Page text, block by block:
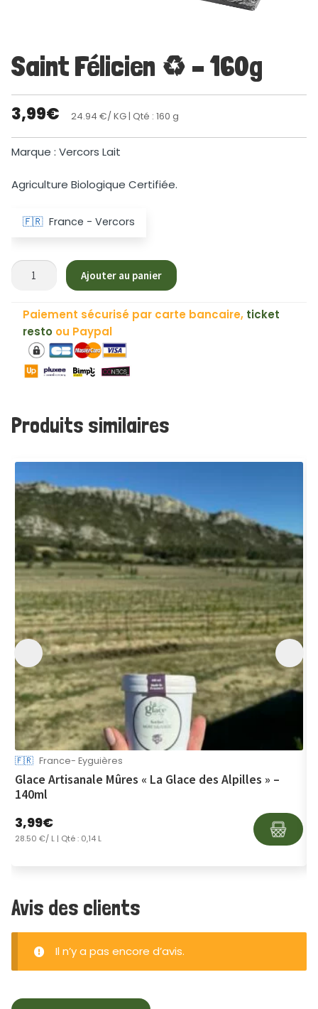
Saint Félicien ♻ – 160g
3,99€ 24.94 €/ KG | Qté : 160 g
Marque : Vercors Lait
Agriculture Biologique Certifiée.
🇫🇷 France - Vercors
quantité
Félicien
160g
Ajouter au panier
Paiement sécurisé par carte bancaire, ticket
resto ou Paypal
Produits similaires
🇫🇷 France- Eyguières
Glace Artisanale Mûres « La Glace des Alpilles » –
140ml
3,99€
28.50 €/ L| Qté : 0,14 L
Avis des clients
Il n’y a pas encore d’avis.